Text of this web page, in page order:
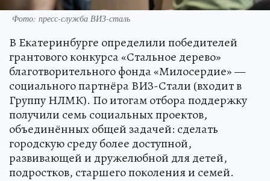
Фото: пресс-служба ВИЗ-сталь
В Екатеринбурге определили победителей
грантового конкурса «Стальное дерево»
благотворительного фонда «Милосердие» —
социального партнёра ВИЗ-Стали (входит в
Группу НЛМК). По итогам отбора поддержку
получили семь социальных проектов,
объединённых общей задачей: сделать
городскую среду более доступной,
развивающей и дружелюбной для детей,
подростков, старшего поколения и семей.